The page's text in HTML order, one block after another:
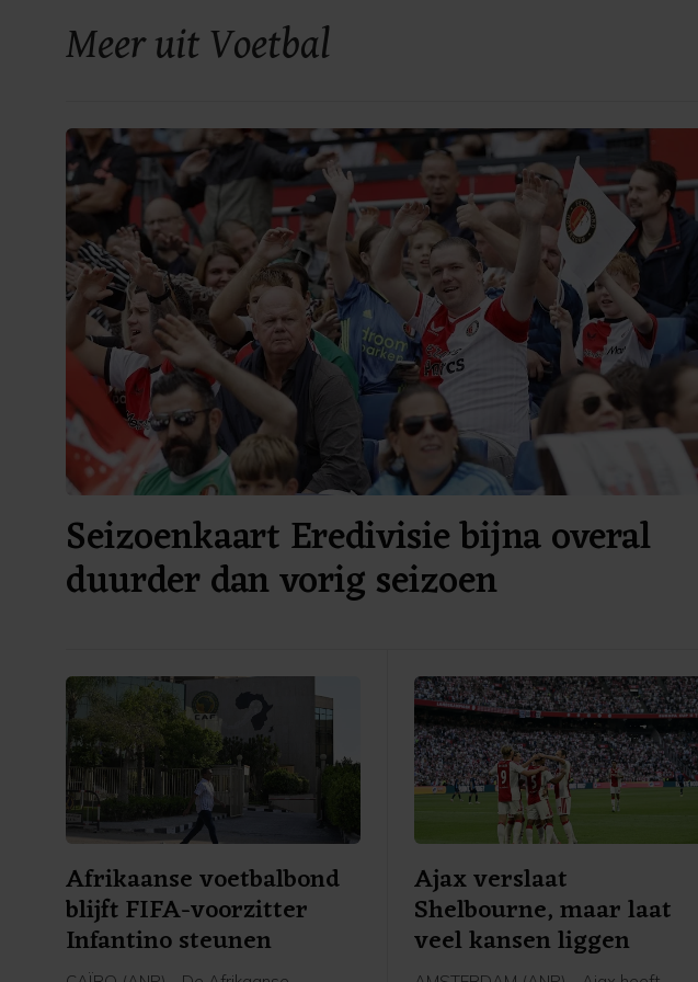
Meer uit Voetbal
Seizoenkaart Eredivisie bijna overal
duurder dan vorig seizoen
Afrikaanse voetbalbond
blijft FIFA-voorzitter
Infantino steunen
Ajax verslaat
Shelbourne, maar laat
veel kansen liggen